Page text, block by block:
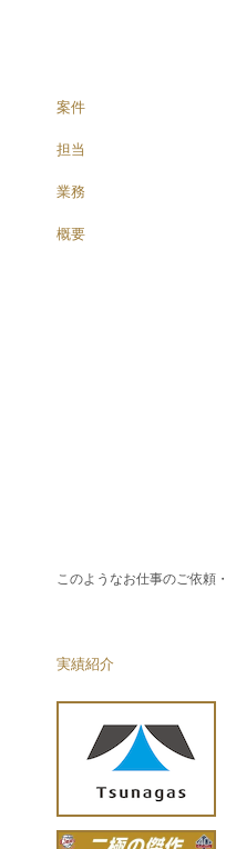
案件
担当
業務
概要
このようなお仕事のご依頼
実績紹介